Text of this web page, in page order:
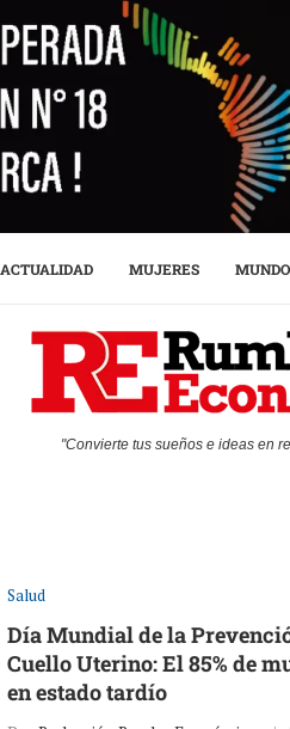
ACTUALIDAD MUJERES MUNDO
"Convierte tus sueños e ideas en
Salud
Día Mundial de la
Cuello Uterino: El 85% de
en estado tardío